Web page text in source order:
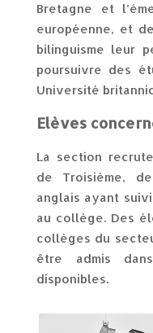
Bretagne et
européenne, et
bilinguisme leur
poursuivre des
Université
Elèves
La section
de Troisième,
anglais ayant
au collège. Des
collèges du
être admis
disponibles.